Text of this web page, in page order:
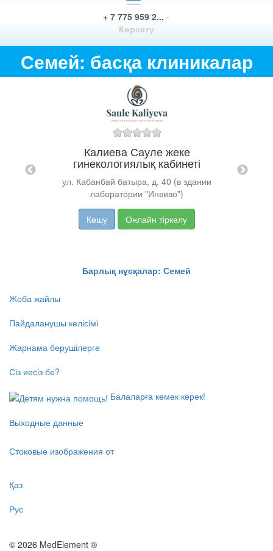
+ 7 775 959 2...-
Көрсету
Семей: басқа клиникалар
Калиева Сауле жеке
гинекологиялық кабинеті
ул. Кабанбай батыра, д. 40 (в здании
лаборатории "Инвиво")
Көшу Онлайн тіркелу
Барлық нұсқалар: Семей
Жоба жайлы
Пайдаланушы келісімі
Жарнама берушілерге
Сіз иесіз бе?
Балаларға көмек керек!
Выходные данные
Стоковые изображения от
Қаз
Рус
© 2026 MedElement ®